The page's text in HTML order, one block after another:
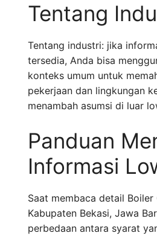
Tentang
Tentang industri: jika
tersedia, Anda bisa
konteks umum untuk
pekerjaan dan lingkungan
menambah asumsi di luar
Panduan
Informasi
Saat membaca detail
Kabupaten Bekasi, Jawa
perbedaan antara syarat